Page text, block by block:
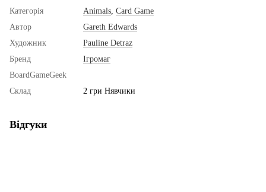
Категорія
Animals Card Game
Автор
Gareth Edwards
Художник
Pauline Detraz
Бренд
Ігромаг
BoardGameGeek
Склад
2 гри Нявчики
Відгуки